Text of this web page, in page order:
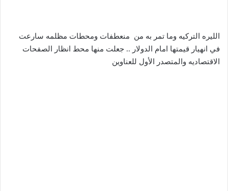
الليره التركيه وما تمر به من منعطفات ومحطات مظلمه سارعت
في انهيار قيمتها امام الدولار .. جعلت منها محط انظار الصفحات
الاقتصاديه والمتصدر الأول للعناوين